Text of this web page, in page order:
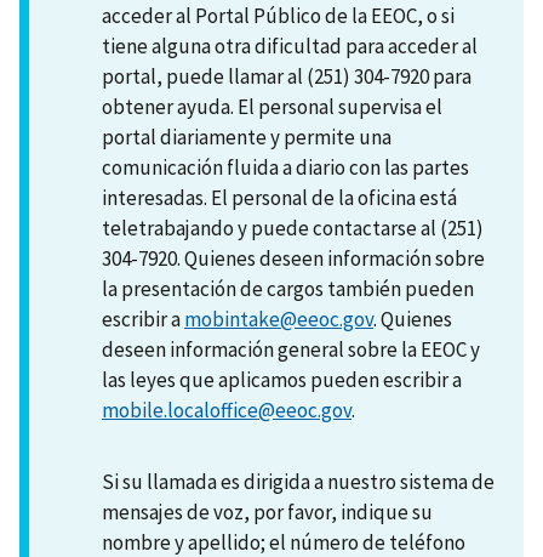
acceder al Portal Público de la EEOC, o si
tiene alguna otra dificultad para acceder al
portal, puede llamar al (251) 304-7920 para
obtener ayuda. El personal supervisa el
portal diariamente y permite una
comunicación fluida a diario con las partes
interesadas. El personal de la oficina está
teletrabajando y puede contactarse al (251)
304-7920. Quienes deseen información sobre
la presentación de cargos también pueden
escribir amobintake@eeoc.gov. Quienes
deseen información general sobre la EEOC y
las leyes que aplicamos pueden escribir a
mobile.localoffice@eeoc.gov.
Si su llamada es dirigida a nuestro sistema de
mensajes de voz, por favor, indique su
nombre y apellido; el número de teléfono